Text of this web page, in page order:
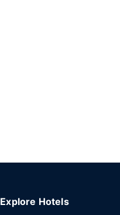
Explore Hotels